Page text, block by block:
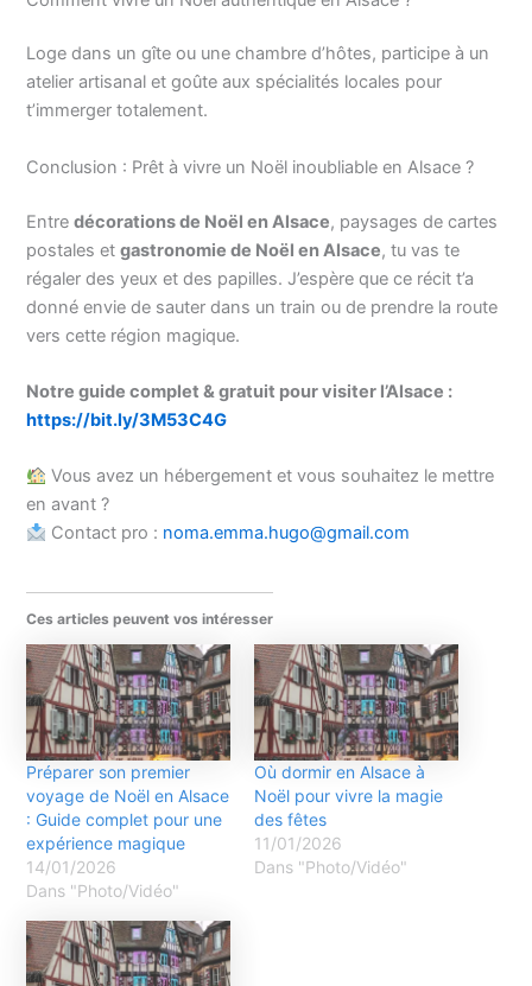
Loge dans un gîte ou une chambre d’hôtes, participe à un
atelier artisanal et goûte aux spécialités locales pour
t’immerger totalement.
Conclusion : Prêt à vivre un Noël inoubliable en Alsace ?
Entredécorations de Noël en Alsace, paysages de cartes
postales etgastronomie de Noël en Alsace, tu vas te
régaler des yeux et des papilles. J’espère que ce récit t’a
donné envie de sauter dans un train ou de prendre la route
vers cette région magique.
Notre guide complet & gratuit pour visiter l’Alsace :
https://bit.ly/3M53C4G
Vous avez un hébergement et vous souhaitez le mettre
en avant ?
Contact pro : noma.emma.hugo@gmail.com
Ces articles peuvent vos intéresser
Préparer son premier
voyage de Noël en Alsace
: Guide complet pour une
expérience magique
14/01/2026
Dans "Photo/Vidéo"
Où dormir en Alsace à
Noël pour vivre la magie
des fêtes
11/01/2026
Dans "Photo/Vidéo"